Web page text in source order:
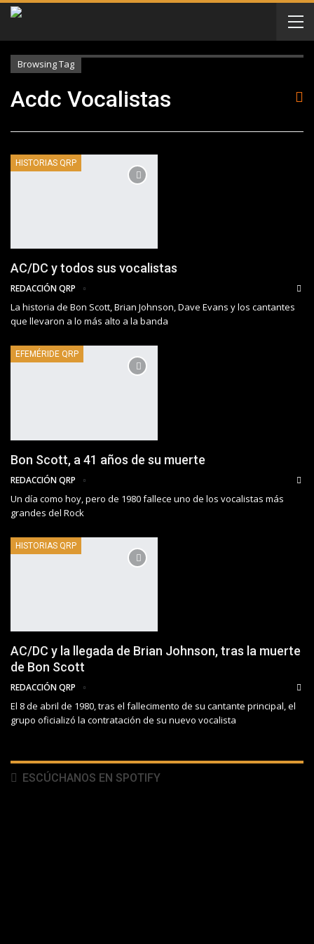
Browsing Tag
Acdc Vocalistas
HISTORIAS QRP
AC/DC y todos sus vocalistas
REDACCIÓN QRP
La historia de Bon Scott, Brian Johnson, Dave Evans y los cantantes
que llevaron a lo más alto a la banda
EFEMÉRIDE QRP
Bon Scott, a 41 años de su muerte
REDACCIÓN QRP
Un día como hoy, pero de 1980 fallece uno de los vocalistas más
grandes del Rock
HISTORIAS QRP
AC/DC y la llegada de Brian Johnson, tras la muerte
de Bon Scott
REDACCIÓN QRP
El 8 de abril de 1980, tras el fallecimento de su cantante principal, el
grupo oficializó la contratación de su nuevo vocalista
ESCÚCHANOS EN SPOTIFY